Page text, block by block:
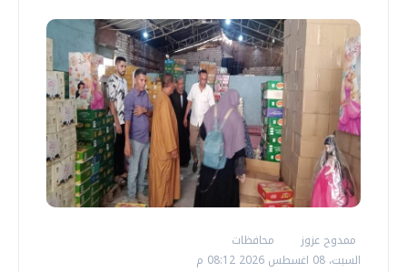
ممدوح عزوز
محافظات
السبت، 08 اغسطس 2026 08:12 م